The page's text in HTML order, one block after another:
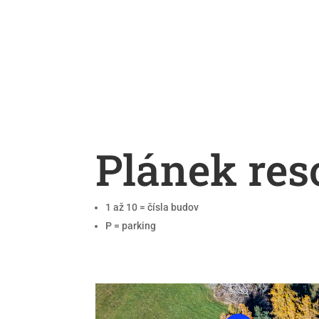
Plánek
1 až 10 = čísla budov
P = parking